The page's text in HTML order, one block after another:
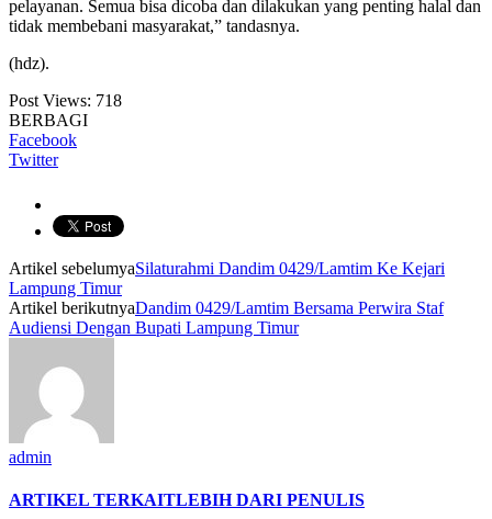
pelayanan. Semua bisa dicoba dan dilakukan yang penting halal dan
tidak membebani masyarakat,” tandasnya.
(hdz).
Post Views: 718
BERBAGI
Facebook
Twitter
Artikel sebelumyaSilaturahmi Dandim 0429/Lamtim Ke Kejari
Lampung Timur
Artikel berikutnyaDandim 0429/Lamtim Bersama Perwira Staf
Audiensi Dengan Bupati Lampung Timur
admin
ARTIKEL TERKAITLEBIH DARI PENULIS